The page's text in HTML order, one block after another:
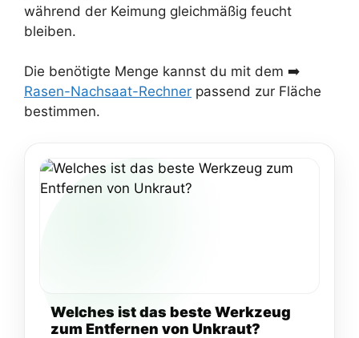
während der Keimung gleichmäßig feucht
bleiben.
Die benötigte Menge kannst du mit dem ➡️
Rasen-Nachsaat-Rechner passend zur Fläche
bestimmen.
Welches ist das beste Werkzeug
zum Entfernen von Unkraut?